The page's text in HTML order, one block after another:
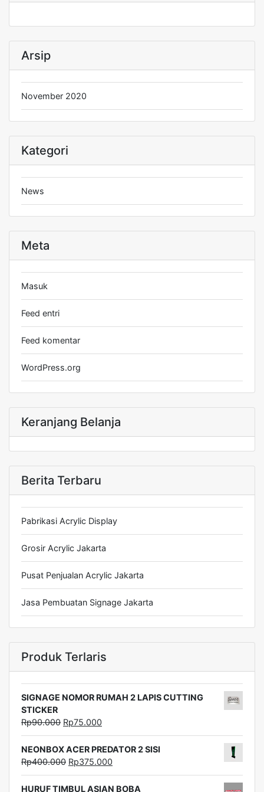
Arsip
November 2020
Kategori
News
Meta
Masuk
Feed entri
Feed komentar
WordPress.org
Keranjang Belanja
Berita Terbaru
Pabrikasi Acrylic Display
Grosir Acrylic Jakarta
Pusat Penjualan Acrylic Jakarta
Jasa Pembuatan Signage Jakarta
Produk Terlaris
SIGNAGE NOMOR RUMAH 2 LAPIS CUTTING
STICKER
Rp90.000 Rp75.000
NEONBOX ACER PREDATOR 2 SISI
Rp400.000 Rp375.000
HURUF TIMBUL ASIAN BOBA